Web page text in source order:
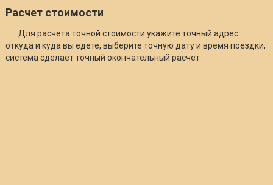
Расчет стоимости
Для расчета точной стоимости укажите точный адрес
откуда и куда вы едете, выберите точную дату и время поездки,
система сделает точный окончательный расчет